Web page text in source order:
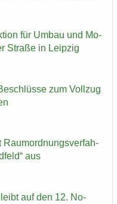
für Umbau und Mo­
Stra­ße in Leip­zig
zum Voll­zug
Raum­ord­nungs­ver­fah­
aus
auf den 12. No­